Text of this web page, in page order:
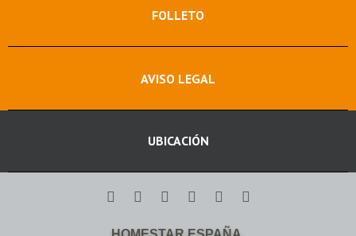
FOLLETO
AVISO LEGAL
UBICACIÓN